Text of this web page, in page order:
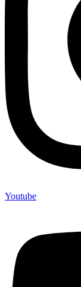
Youtube